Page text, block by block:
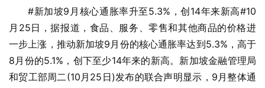
#新加坡9月核心通胀率升至5.3%，创14年来新高#10
月25日，据报道，食品、服务、零售和其他商品的价格进
一步上涨，推动新加坡9月份的核心通胀率达到5.3%，高于
8月份的5.1%，创下至少14年来的新高。新加坡金融管理局
和贸工部周二(10月25日)发布的联合声明显示，9月整体通